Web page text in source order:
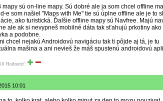
mapy sú on-line mapy. Sú dobré ale ja som chcel offline
e som našiel "Maps with Me" tie sú úplne offline ale je to
ako turistická. Ďalšie offline mapy sú Navfree. Majú
ale ak si nevypneš mobilné dáta tak sťahujú prkotiny ako
a podobne.
chcel nejakú Androidovú navigáciu tak ti pôjde aj tá, je tu
mašina a ani nevieš že máš spustenú androidovú
Hodnotiť:
10:01